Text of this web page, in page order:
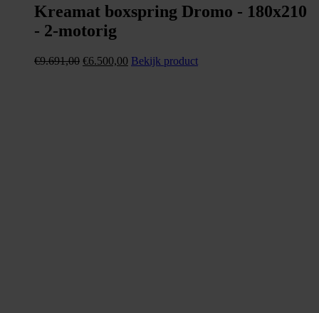
Kreamat boxspring Dromo - 180x210
- 2-motorig
€9.691,00 Oorspronkelijke
€6.500,00Huidige
Bekijk product